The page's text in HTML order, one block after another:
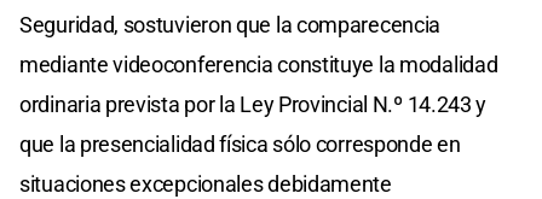
Seguridad, sostuvieron que la comparecencia
mediante videoconferencia constituye la modalidad
ordinaria prevista por la Ley Provincial N.º 14.243 y
que la presencialidad física sólo corresponde en
situaciones excepcionales debidamente